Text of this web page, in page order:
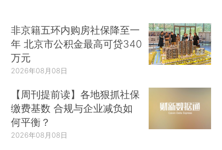
非京籍五环内购房社保降至一
年 北京市公积金最高可贷340
万元
2026年08月08日
【周刊提前读】各地狠抓社保
缴费基数 合规与企业减负如
何平衡？
2026年08月08日